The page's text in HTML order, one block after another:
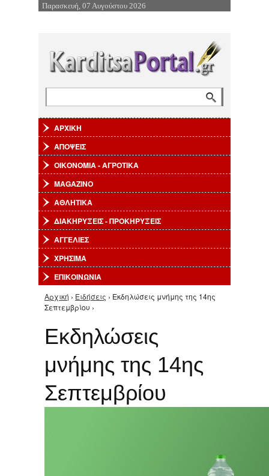
Επιστροφή στην Πλοήγηση
Παρασκευή, 07 Αυγούστου 2026
ΑΡΧΙΚΗ
ΑΠΟΨΕΙΣ
ΟΙΚΟΝΟΜΙΑ - ΑΓΡΟΤΙΚΑ
MAGAZINO
ΑΘΛΗΤΙΚΑ
ΔΙΑΚΗΡΥΞΕΙΣ - ΠΡΟΚΗΡΥΞΕΙΣ
ΑΓΓΕΛΙΕΣ
ΧΡΗΣΙΜΑ
ΕΠΙΚΟΙΝΩΝΙΑ
Είστε εδώ
Αρχική › Ειδήσεις › Εκδηλώσεις μνήμης της 14ης
Σεπτεμβρίου ›
Εκδηλώσεις
μνήμης της 14ης
Σεπτεμβρίου